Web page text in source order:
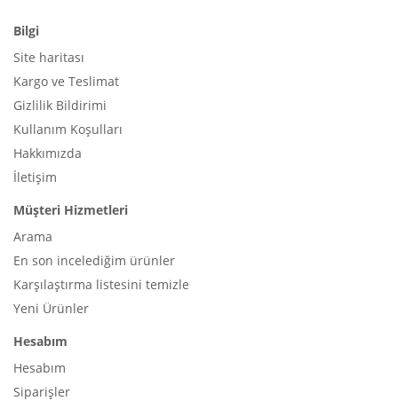
Bilgi
Site haritası
Kargo ve Teslimat
Gizlilik Bildirimi
Kullanım Koşulları
Hakkımızda
İletişim
Müşteri Hizmetleri
Arama
En son incelediğim ürünler
Karşılaştırma listesini temizle
Yeni Ürünler
Hesabım
Hesabım
Siparişler